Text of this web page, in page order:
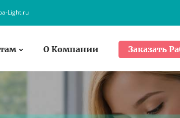
Light.ru
О Компании Заказать